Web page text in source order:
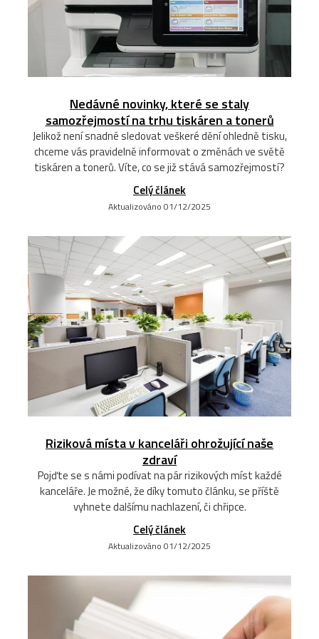
Nedávné novinky, které se staly
samozřejmostí na trhu tiskáren a tonerů
Jelikož není snadné sledovat veškeré dění ohledně tisku,
chceme vás pravidelně informovat o změnách ve světě
tiskáren a tonerů. Víte, co se již stává samozřejmostí?
Celý článek
Aktualizováno 01/12/2025
Riziková místa v kanceláři ohrožující naše
zdraví
Pojďte se s námi podívat na pár rizikových míst každé
kanceláře. Je možné, že díky tomuto článku, se příště
vyhnete dalšímu nachlazení, či chřipce.
Celý článek
Aktualizováno 01/12/2025